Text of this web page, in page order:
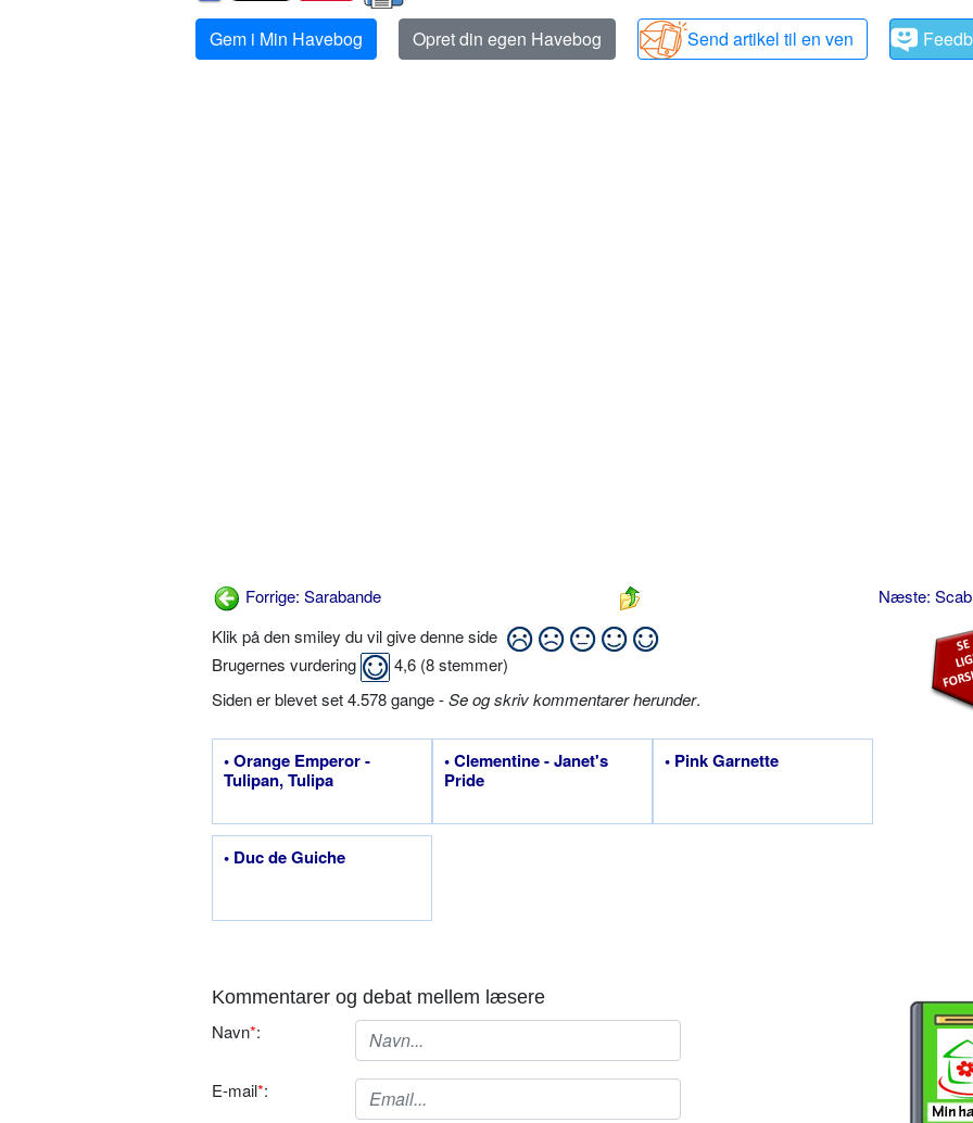
Gem i Min Havebog Opret din egen Havebog Send artikel til en ven
Forrige: Sarabande
Næste:
Klik på den smiley du vil give denne side
Brugernes vurdering
4,6 (8stemmer)
Siden er blevet set 4.578 gange -Se og skriv kommentarer herunder.
• Orange Emperor -
Tulipan, Tulipa
• Clementine - Janet's
Pride
• Pink Garnette
• Duc de Guiche
Kommentarer og debat mellem læsere
Navn*:
E-mail*: